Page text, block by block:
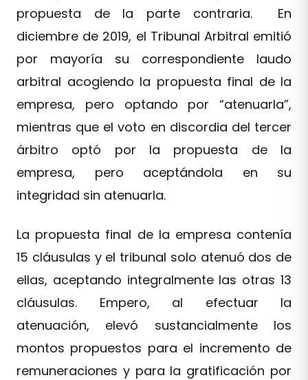
propuesta de la parte contraria. En
diciembre de 2019, el Tribunal Arbitral emitió
por mayoría su correspondiente laudo
arbitral acogiendo la propuesta final de la
empresa, pero optando por “atenuarla”,
mientras que el voto en discordia del tercer
árbitro optó por la propuesta de la
empresa, pero aceptándola en su
integridad sin atenuarla.
La propuesta final de la empresa contenía
15 cláusulas y el tribunal solo atenuó dos de
ellas, aceptando integralmente las otras 13
cláusulas. Empero, al efectuar la
atenuación, elevó sustancialmente los
montos propuestos para el incremento de
remuneraciones y para la gratificación por